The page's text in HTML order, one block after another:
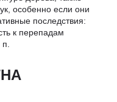
особенно если они
последствия:
к перепадам
п.